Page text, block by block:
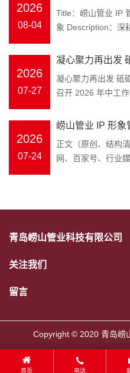
装
水、饮料、绿豆、
作业职工消暑解暑
工会的温暖送到职
着工会对基层劳动
在酷暑中感受到阵
2026
08-04
安全守护官
Title：崂山管业 IP
象 Description：深
IP 管小安，专注
选材、施工避坑知
管 装修水路属于隐
开裂，砸砖维修费
领域三十余年的青
不懂管路养护的痛
小安，以亲民科普
顾问。 “管” 代表
守的品牌初心，寓
冷冰冰的产品介绍
通人也能轻松学会
管道、电力穿线管选
料管材等实用干货。 往后不管是业主装修选材，
2026
07-27
凝心聚力再出发
业顺利召开
动
凝心聚力再出发 砥
召开 2026 年中工作总结
万物丰茂。为全面
发展方向，凝聚团
隆重召开，全体员
来。 上午8时 30 分，年中工作总结大会正式拉开帷
台汇报，围绕上半
势与公司发展现状
板，并围绕全年目
统部署。顾总强调
段，全体员工要统
2026
07-24
崂山管业 IP 形象
全守护官，匠心
正文（原创、结构
网、百家号、行业
管业 IP 形象管小
象，搭建企业与客
本极高。以往管材
俗易懂的科普与贴
管、PE-RT 地暖
MPP 电力管选型
青岛崂山管业科技有限公司
关注我们
留言
Copyright © 2020 青岛崂
首页 电话